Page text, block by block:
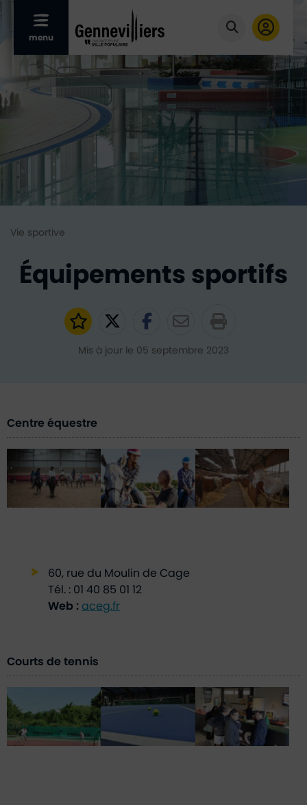
Afficher le menu mobile
menu Cliquer
Vie sportive
Équipements sportifs
Ajouter aux favoris
Partager sur Twitter
Partager sur
Partager par
Mis à jour le 05 septembre 2023
Centre équestre
60, rue du Moulin de Cage
Tél. : 01 40 85 01 12
Web : aceg.fr
Courts de tennis